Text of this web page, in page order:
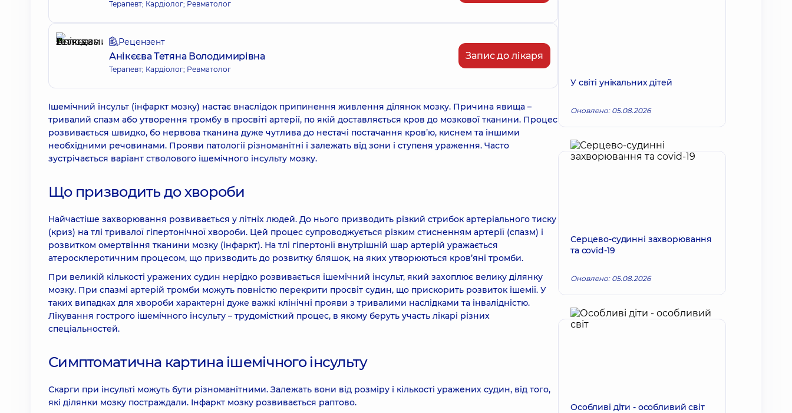
Терапевт; Кардіолог; Ревматолог
Рецензент
Анікєєва Тетяна Володимирівна
Терапевт; Кардіолог; Ревматолог
Запис до лікаря
Ішемічний інсульт (інфаркт мозку) настає внаслідок припинення живлення ділянок мозку. Причина явища –
тривалий спазм або утворення тромбу в просвіті артерії, по якій доставляється кров до мозкової тканини. Процес
розвивається швидко, бо нервова тканина дуже чутлива до нестачі постачання кров’ю, киснем та іншими
необхідними речовинами. Прояви патології різноманітні і залежать від зони і ступеня ураження. Часто
зустрічається варіант стволового ішемічного інсульту мозку.
Що призводить до хвороби
Найчастіше захворювання розвивається у літніх людей. До нього призводить різкий стрибок артеріального тиску
(криз) на тлі тривалої гіпертонічної хвороби. Цей процес супроводжується різким стисненням артерії (спазм) і
розвитком омертвіння тканини мозку (інфаркт). На тлі гіпертонії внутрішній шар артерій уражається
атеросклеротичним процесом, що призводить до розвитку бляшок, на яких утворюються кров’яні тромби.
При великій кількості уражених судин нерідко розвивається ішемічний інсульт, який захоплює велику ділянку
мозку. При спазмі артерій тромби можуть повністю перекрити просвіт судин, що прискорить розвиток ішемії. У
таких випадках для хвороби характерні дуже важкі клінічні прояви з тривалими наслідками та інвалідністю.
Лікування гострого ішемічного інсульту – трудомісткий процес, в якому беруть участь лікарі різних
спеціальностей.
Симптоматична картина ішемічного інсульту
Скарги при інсульті можуть бути різноманітними. Залежать вони від розміру і кількості уражених судин, від того,
які ділянки мозку постраждали. Інфаркт мозку розвивається раптово.
У світі унікальних дітей
Оновлено: 05.08.2026
Серцево-судинні захворювання
та covid-19
Оновлено: 05.08.2026
Особливі діти - особливий світ